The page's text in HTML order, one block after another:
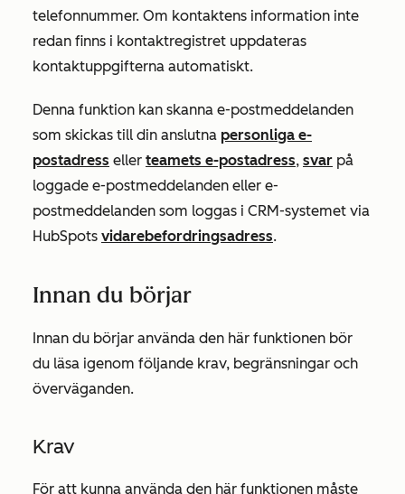
telefonnummer. Om kontaktens information inte
redan finns i kontaktregistret uppdateras
kontaktuppgifterna automatiskt.
Denna funktion kan skanna e-postmeddelanden
som skickas till din anslutna personliga e-
postadress eller teamets e-postadress, svar på
loggade e-postmeddelanden eller e-
postmeddelanden som loggas i CRM-systemet via
HubSpots vidarebefordringsadress.
Innan du börjar
Innan du börjar använda den här funktionen bör
du läsa igenom följande krav, begränsningar och
överväganden.
Krav
För att kunna använda den här funktionen måste